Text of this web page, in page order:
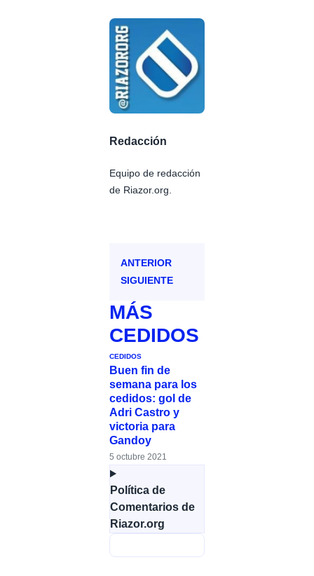
Redacción
Equipo de redacción
de Riazor.org.
ANTERIOR
SIGUIENTE
MÁS
CEDIDOS
CEDIDOS
Buen fin de
semana para los
cedidos: gol de
Adri Castro y
victoria para
Gandoy
5 octubre 2021
Política de
Comentarios de
Riazor.org